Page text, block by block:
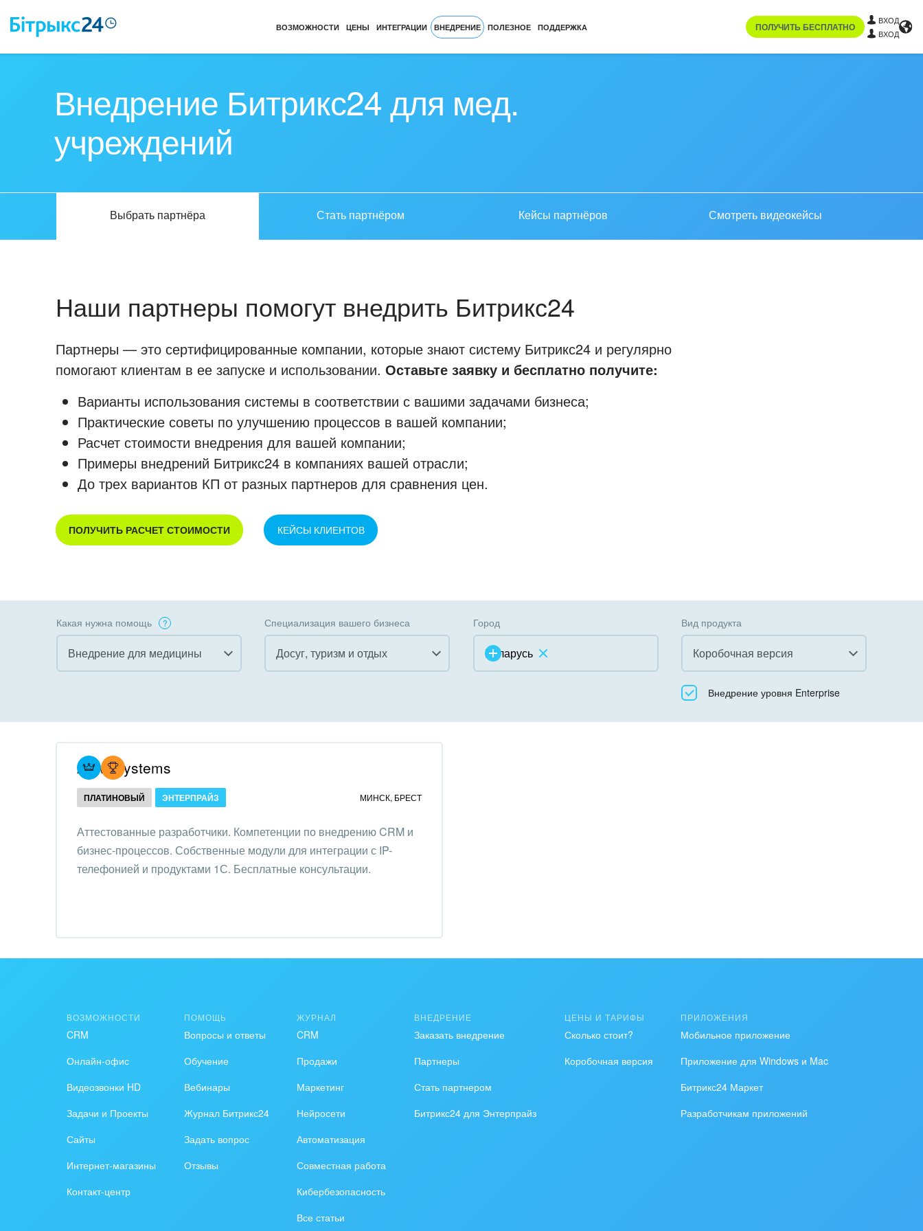
ВОЗМОЖНОСТИ ЦЕНЫ ИНТЕГРАЦИИ ВНЕДРЕНИЕ ПОЛЕЗНОЕ ПОДДЕРЖКА ПОЛУЧИТЬ БЕСПЛАТНО
ВХОД
ВХОД
Внедрение Битрикс24 для мед.
учреждений
Выбрать партнёра Стать партнёром Кейсы партнёров Смотреть видеокейсы
Наши партнеры помогут внедрить Битрикс24
Партнеры — это сертифицированные компании, которые знают систему Битрикс24 и регулярно
помогают клиентам в ее запуске и использовании. Оставьте заявку и бесплатно получите:
Варианты использования системы в соответствии с вашими задачами бизнеса;
Практические советы по улучшению процессов в вашей компании;
Расчет стоимости внедрения для вашей компании;
Примеры внедрений Битрикс24 в компаниях вашей отрасли;
До трех вариантов КП от разных партнеров для сравнения цен.
ПОЛУЧИТЬ РАСЧЕТ СТОИМОСТИ КЕЙСЫ КЛИЕНТОВ
Какая нужна помощь
Внедрение для медицины
Внедрение КЭДО
Интеграция с 1С
Организация задач и
Внедрение Бизнес-
процессов
внедрения
Внедрение для
продаж
/ Интранета
Специализация вашего бизнеса
Досуг, туризм и отдых
Коммунальные услуги, ЖКХ
организации,
Благотворительность
Общественно-политические
Промышленность
СМИ, издательства,
справочники
Страхование
Строительство, ремонт и
благоустройство
Транспорт, Авиация,
Город
Беларусь
Вид продукта
Коробочная версия
ВсеВнедрение уровня Enterprise
Atevi Systems
ПЛАТИНОВЫЙ ЭНТЕРПРАЙЗ МИНСК, БРЕСТ
Аттестованные разработчики. Компетенции по внедрению CRM и
бизнес-процессов. Собственные модули для интеграции с IP-
телефонией и продуктами 1С. Бесплатные консультации.
ВОЗМОЖНОСТИ
CRM
Онлайн-офис
Видеозвонки HD
Задачи и Проекты
Сайты
Интернет-магазины
Контакт-центр
ПОМОЩЬ
Вопросы и ответы
Обучение
Вебинары
Журнал Битрикс24
Задать вопрос
Отзывы
ЖУРНАЛ
CRM
Продажи
Маркетинг
Нейросети
Автоматизация
Совместная работа
Кибербезопасность
Все статьи
ВНЕДРЕНИЕ
Заказать внедрение
Партнеры
Стать партнером
Битрикс24 для Энтерпрайз
ЦЕНЫ И ТАРИФЫ
Сколько стоит?
Коробочная версия
ПРИЛОЖЕНИЯ
Мобильное приложение
Приложение для Windows и Mac
Битрикс24 Маркет
Разработчикам приложений